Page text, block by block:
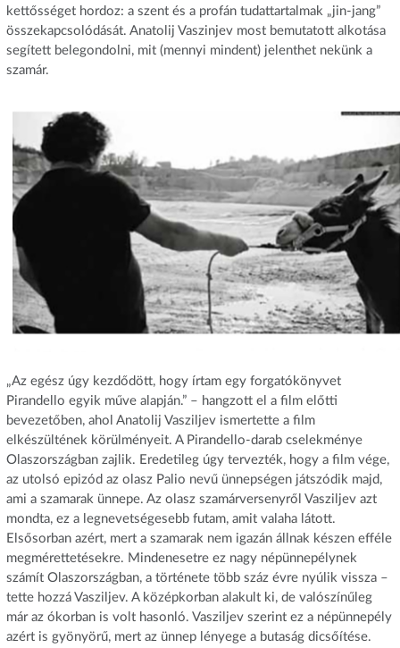
kettősséget hordoz: a szent és a profán tudattartalmak „jin-jang”
összekapcsolódását. Anatolij Vaszinjev most bemutatott alkotása
segített belegondolni, mit (mennyi mindent) jelenthet nekünk a
szamár.
„Az egész úgy kezdődött, hogy írtam egy forgatókönyvet
Pirandello egyik műve alapján.” – hangzott el a film előtti
bevezetőben, ahol Anatolij Vasziljev ismertette a film
elkészültének körülményeit. A Pirandello-darab cselekménye
Olaszországban zajlik. Eredetileg úgy tervezték, hogy a film vége,
az utolsó epizód az olasz Palio nevű ünnepségen játszódik majd,
ami a szamarak ünnepe. Az olasz szamárversenyről Vasziljev azt
mondta, ez a legnevetségesebb futam, amit valaha látott.
Elsősorban azért, mert a szamarak nem igazán állnak készen efféle
megmérettetésekre. Mindenesetre ez nagy népünnepélynek
számít Olaszországban, a története több száz évre nyúlik vissza –
tette hozzá Vasziljev. A középkorban alakult ki, de valószínűleg
már az ókorban is volt hasonló. Vasziljev szerint ez a népünnepély
azért is gyönyörű, mert az ünnep lényege a butaság dicsőítése.